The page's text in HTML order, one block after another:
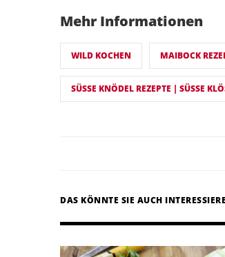
Mehr Informationen
WILD KOCHEN MAIBOCK
SÜSSE KNÖDEL REZEPTE | SÜSSE
DAS KÖNNTE SIE AUCH